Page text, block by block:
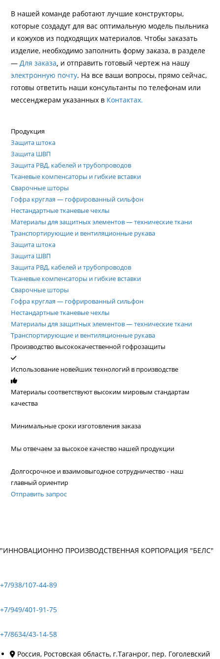
В нашей команде работают лучшие конструкторы,
которые создадут для вас оптимальную модель пыльника
и кожухов из подходящих материалов. Чтобы заказать
изделие, необходимо заполнить форму заказа, в разделе
—Для заказа, и отправить готовый чертеж на нашу
электронную почту. На все ваши вопросы, прямо сейчас,
готовы ответить наши консультанты по телефонам или
мессенджерам указанных в Контактах.
Продукция
Защита штока
Защита ШВП
Защита РВД, кабелей и трубопроводов
Тканевые компенсаторы и гибкие вставки
Сварочные шторы
Гофра круглая — гофрированный сильфон
Нестандартные тканевые чехлы
Материалы для защитных элементов — технические ткани
Транспортирующие и вентиляционные рукава
Защита штока
Защита ШВП
Защита РВД, кабелей и трубопроводов
Тканевые компенсаторы и гибкие вставки
Сварочные шторы
Гофра круглая — гофрированный сильфон
Нестандартные тканевые чехлы
Материалы для защитных элементов — технические ткани
Транспортирующие и вентиляционные рукава
Производство высококачественной гофрозащиты
Использование новейших технологий в производстве
Материалы соответствуют высоким мировым стандартам
качества
Минимальные сроки изготовления заказа
Мы отвечаем за высокое качество нашей продукции
Долгосрочное и взаимовыгодное сотрудничество - наш
главный ориентир
Отправить запрос
"ИННОВАЦИОННО ПРОИЗВОДСТВЕННАЯ КОРПОРАЦИЯ "БЕЛС"
+7/938/107-44-89
+7/949/401-91-75
+7/8634/43-14-58
Россия, Ростовская область, г.Таганрог, пер. Гоголевский